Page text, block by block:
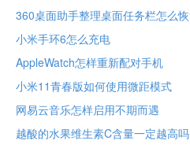
小米手环6怎么充电
AppleWatch怎样重新配对手机
小米11青春版如何使用微距模式
网易云音乐怎样启用不期而遇
越酸的水果维生素C含量一定越高吗